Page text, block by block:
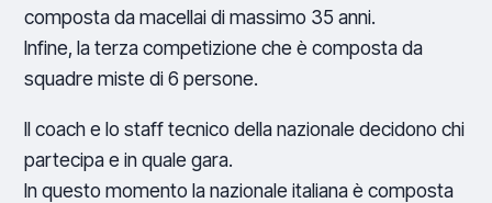
composta da macellai di massimo 35 anni.
Infine, la terza competizione che è composta da
squadre miste di 6 persone.
Il coach e lo staff tecnico della nazionale decidono chi
partecipa e in quale gara.
In questo momento la nazionale italiana è composta